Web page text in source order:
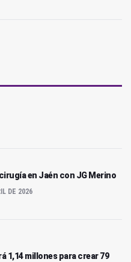
en Jaén con JG Merino
DE 2026
1,14 millones para crear 79